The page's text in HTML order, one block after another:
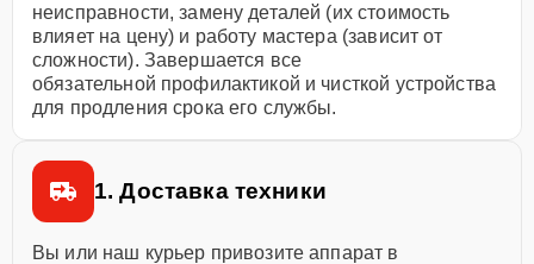
неисправности, замену деталей (их стоимость
влияет на цену) и работу мастера (зависит от
сложности). Завершается все
обязательной профилактикой и чисткой устройства
для продления срока его службы.
1. Доставка техники
Вы или наш курьер привозите аппарат в